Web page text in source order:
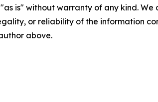
is" without warranty of any kind.
or reliability of the information
above.